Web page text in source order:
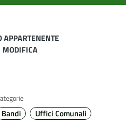
APPARTENENTE
MODIFICA
Bandi Uffici Comunali